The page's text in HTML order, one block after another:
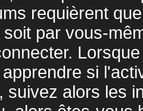
requièrent
par vous-
si
suivez alors les